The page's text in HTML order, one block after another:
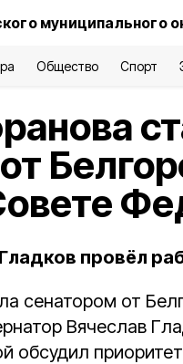
муниципального
Общество Спорт
провёл
сенатором от
Вячеслав
обсудил